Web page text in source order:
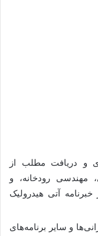
و دریافت مطلب از
مهندسی رودخانه، و
آتی هیدرولیک
و سایر برنامه‌های